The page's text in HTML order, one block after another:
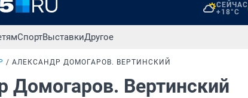
СЕЙЧАС
+18°C
СпортВыставкиДругое
АЛЕКСАНДР ДОМОГАРОВ. ВЕРТИНСКИЙ
Домогаров. Вертинский